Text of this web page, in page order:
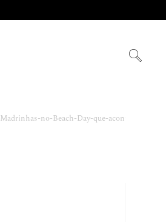
Madrinhas-no-Beach-Day-que-aconteceu-na-